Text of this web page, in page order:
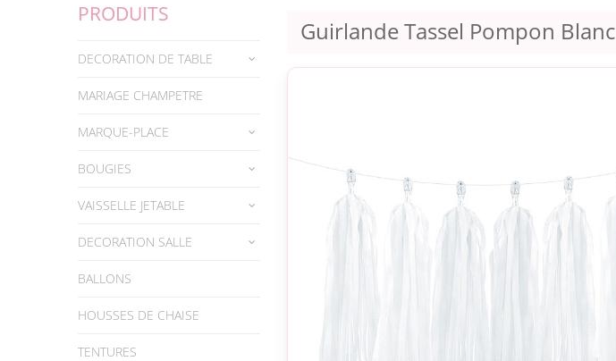
PRODUITS
DECORATION DE TABLE
MARIAGE CHAMPETRE
MARQUE-PLACE
BOUGIES
VAISSELLE JETABLE
DECORATION SALLE
BALLONS
HOUSSES DE CHAISE
TENTURES
Guirlande Tassel Pompon Blanc